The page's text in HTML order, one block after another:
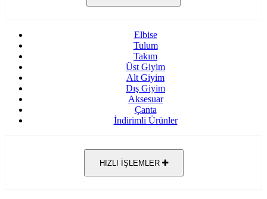
Elbise
Tulum
Takım
Üst Giyim
Alt Giyim
Dış Giyim
Aksesuar
Çanta
İndirimli Ürünler
HIZLI İŞLEMLER